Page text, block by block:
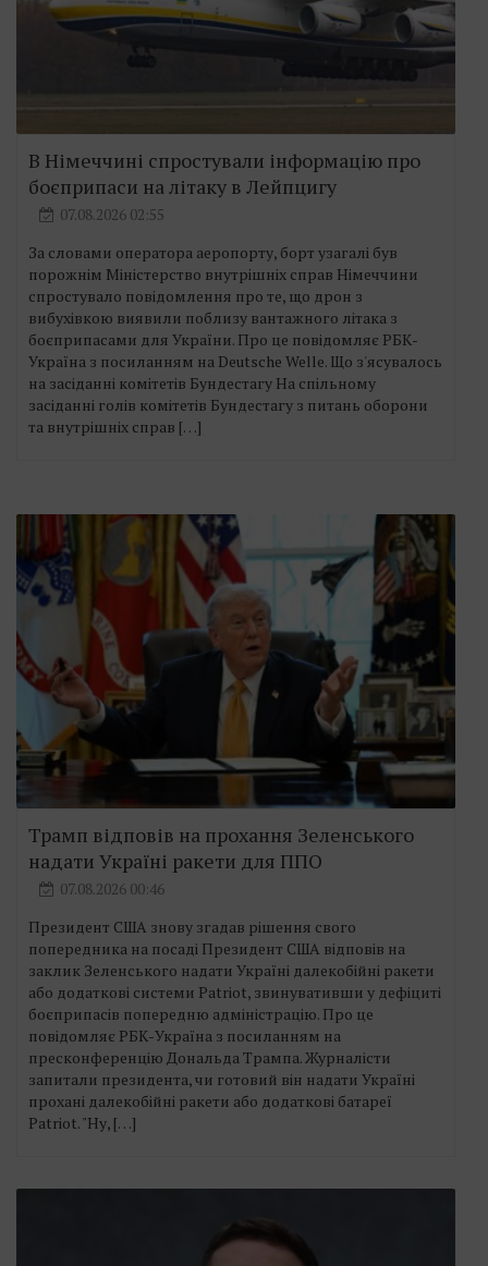
В Німеччині спростували інформацію про
боєприпаси на літаку в Лейпцигу
07.08.2026 02:55
За словами оператора аеропорту, борт узагалі був
порожнім Міністерство внутрішніх справ Німеччини
спростувало повідомлення про те, що дрон з
вибухівкою виявили поблизу вантажного літака з
боєприпасами для України. Про це повідомляє РБК-
Україна з посиланням на Deutsche Welle. Що з'ясувалось
на засіданні комітетів Бундестагу На спільному
засіданні голів комітетів Бундестагу з питань оборони
та внутрішніх справ […]
Трамп відповів на прохання Зеленського
надати Україні ракети для ППО
07.08.2026 00:46
Президент США знову згадав рішення свого
попередника на посаді Президент США відповів на
заклик Зеленського надати Україні далекобійні ракети
або додаткові системи Patriot, звинувативши у дефіциті
боєприпасів попередню адміністрацію. Про це
повідомляє РБК-Україна з посиланням на
пресконференцію Дональда Трампа. Журналісти
запитали президента, чи готовий він надати Україні
прохані далекобійні ракети або додаткові батареї
Patriot. "Ну, […]